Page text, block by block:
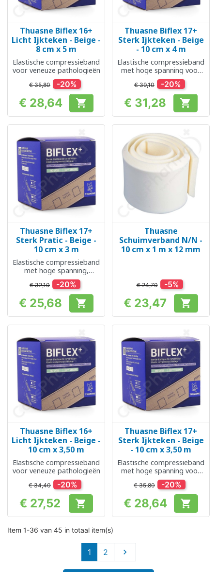
Thuasne Biflex 16+
Licht Ijkteken - Beige -
8 cm x 5 m
Elastische compressieband
voor veneuze pathologieën
€ 35,80 -20%
Prijs
€ 28,64 
Thuasne Biflex 17+
Sterk Ijkteken - Beige
- 10 cm x 4 m
Elastische compressieband
met hoge spanning voor
veneuze pathologieën
€ 39,10 -20%
Prijs
€ 31,28 
Thuasne Biflex 17+
Sterk Pratic - Beige -
10 cm x 3 m
Elastische compressieband
met hoge spanning,
gemakkelijk aan te brengen
€ 32,10 -20%
Prijs
€ 25,68 
Thuasne
Schuimverband N/N -
10 cm x 1 m x 12 mm
€ 24,70 -5%
Prijs
€ 23,47 
Thuasne Biflex 16+
Licht Ijkteken - Beige -
10 cm x 3,50 m
Elastische compressieband
voor veneuze pathologieën
€ 34,40 -20%
Prijs
€ 27,52 
Thuasne Biflex 17+
Sterk Ijkteken - Beige
- 10 cm x 3,50 m
Elastische compressieband
met hoge spanning voor
veneuze pathologieën
€ 35,80 -20%
Prijs
€ 28,64 
Item 1-36 van 45 in totaal item(s)
1 2 Volgende
